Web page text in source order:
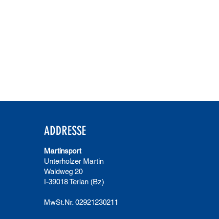
ADDRESSE
Martinsport
Unterholzer Martin
Waldweg 20
I-39018 Terlan (Bz)
MwSt.Nr. 02921230211